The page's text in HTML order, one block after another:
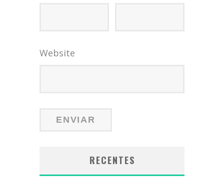
Website
RECENTES